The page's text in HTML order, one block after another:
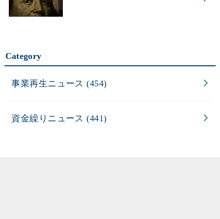
Category
事業再生ニュース(454)
資金繰りニュース(441)